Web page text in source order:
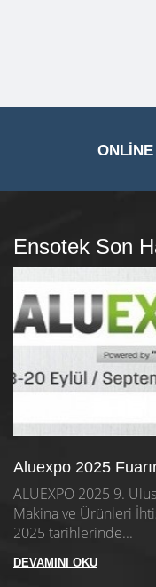
Ensotek Son
Aluexpo 2025
ALUEXPO 2025 9.
Makina ve Ürünleri
2025 tarihlerinde...
DEVAMINI OKU